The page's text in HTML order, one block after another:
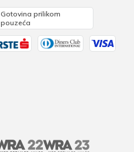
Gotovina prilikom
pouzeća